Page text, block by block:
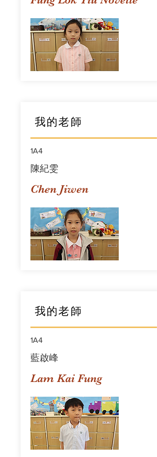
我的老師
1A4
陳紀雯
Chen Jiwen
我的老師
1A4
藍啟峰
Lam Kai Fung